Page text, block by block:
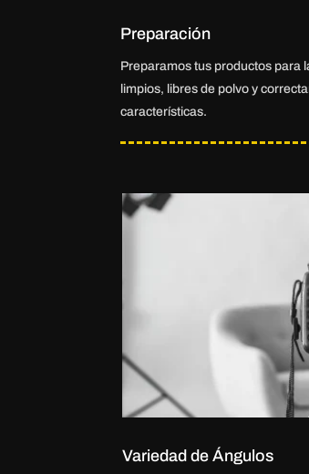
Preparación
Preparamos tus productos para
limpios, libres de polvo y
características.
Variedad de Ángulos